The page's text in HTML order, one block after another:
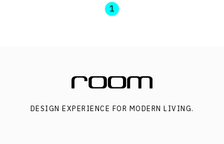
1
DESIGN EXPERIENCE FOR MODERN LIVING.